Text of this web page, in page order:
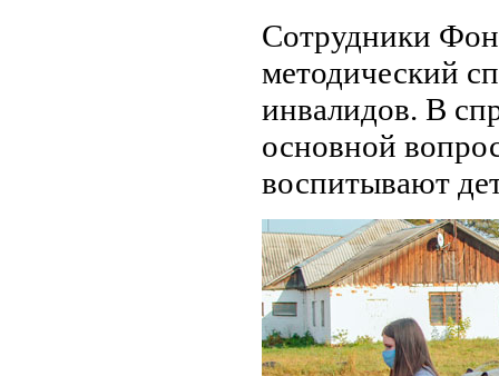
Сотрудники
методический
инвалидов. В
основной
воспитывают